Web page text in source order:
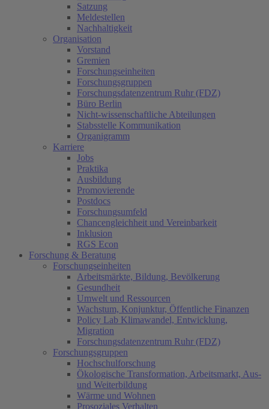
Satzung
Meldestellen
Nachhaltigkeit
Organisation
Vorstand
Gremien
Forschungseinheiten
Forschungsgruppen
Forschungsdatenzentrum Ruhr (FDZ)
Büro Berlin
Nicht-wissenschaftliche Abteilungen
Stabsstelle Kommunikation
Organigramm
Karriere
Jobs
Praktika
Ausbildung
Promovierende
Postdocs
Forschungsumfeld
Chancengleichheit und Vereinbarkeit
Inklusion
RGS Econ
Forschung & Beratung
Forschungseinheiten
Arbeitsmärkte, Bildung, Bevölkerung
Gesundheit
Umwelt und Ressourcen
Wachstum, Konjunktur, Öffentliche Finanzen
Policy Lab Klimawandel, Entwicklung,
Migration
Forschungsdatenzentrum Ruhr (FDZ)
Forschungsgruppen
Hochschulforschung
Ökologische Transformation, Arbeitsmarkt, Aus-
und Weiterbildung
Wärme und Wohnen
Prosoziales Verhalten